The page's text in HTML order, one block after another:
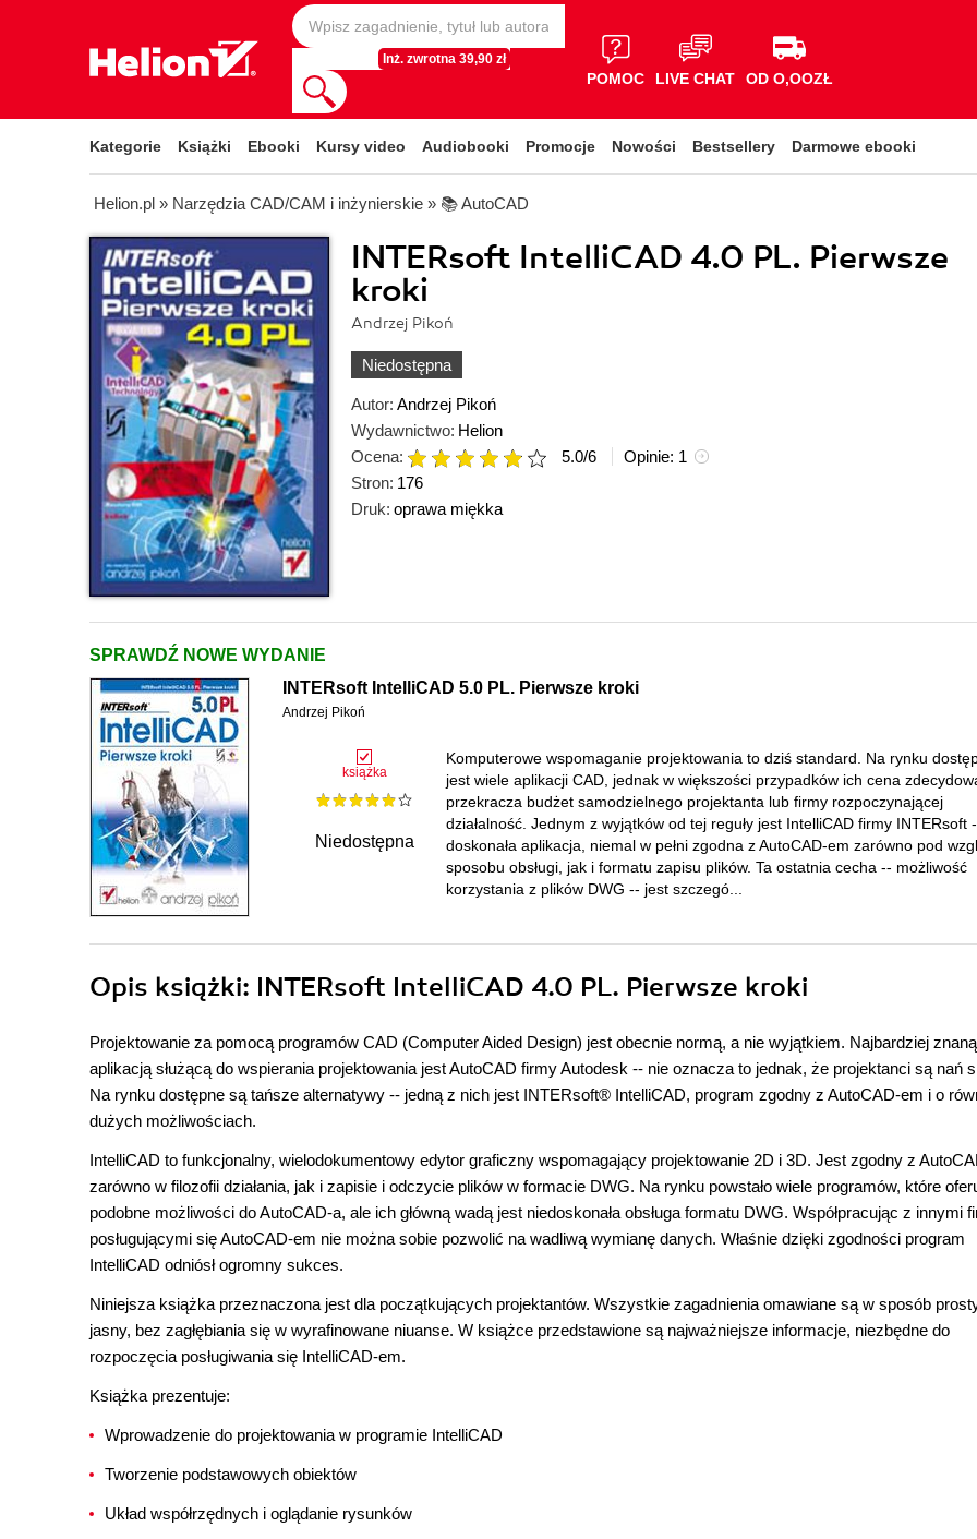
Inż. zwrotna 39,90 zł
POMOC LIVE CHAT OD O,OOZŁ
Kategorie Książki Ebooki Kursy video Audiobooki Promocje Nowości Bestsellery Darmowe ebooki
Helion.pl » Narzędzia CAD/CAM i inżynierskie » 📚 AutoCAD
INTERsoft IntelliCAD 4.0 PL. Pierwsze
kroki
Andrzej Pikoń
Niedostępna
Autor: Andrzej Pikoń
Wydawnictwo: Helion
Ocena:
5.0/6 Opinie: 1
Stron: 176
Druk: oprawa miękka
SPRAWDŹ NOWE WYDANIE
INTERsoft IntelliCAD 5.0 PL. Pierwsze kroki
Andrzej Pikoń
książka
Niedostępna
Komputerowe wspomaganie projektowania to dziś standard. Na rynku
jest wiele aplikacji CAD, jednak w większości przypadków ich cena
przekracza budżet samodzielnego projektanta lub firmy rozpoczynającej
działalność. Jednym z wyjątków od tej reguły jest IntelliCAD firmy INTERsoft
doskonała aplikacja, niemal w pełni zgodna z AutoCAD-em zarówno pod
sposobu obsługi, jak i formatu zapisu plików. Ta ostatnia cecha -- możliwość
korzystania z plików DWG -- jest szczegó...
Opis książki: INTERsoft IntelliCAD 4.0 PL. Pierwsze kroki
Projektowanie za pomocą programów CAD (Computer Aided Design) jest obecnie normą, a nie wyjątkiem. Najbardziej znaną
aplikacją służącą do wspierania projektowania jest AutoCAD firmy Autodesk -- nie oznacza to jednak, że projektanci są nań
Na rynku dostępne są tańsze alternatywy -- jedną z nich jest INTERsoft® IntelliCAD, program zgodny z AutoCAD-em i o
dużych możliwościach.
IntelliCAD to funkcjonalny, wielodokumentowy edytor graficzny wspomagający projektowanie 2D i 3D. Jest zgodny z
zarówno w filozofii działania, jak i zapisie i odczycie plików w formacie DWG. Na rynku powstało wiele programów, które
podobne możliwości do AutoCAD-a, ale ich główną wadą jest niedoskonała obsługa formatu DWG. Współpracując z innymi
posługującymi się AutoCAD-em nie można sobie pozwolić na wadliwą wymianę danych. Właśnie dzięki zgodności program
IntelliCAD odniósł ogromny sukces.
Niniejsza książka przeznaczona jest dla początkujących projektantów. Wszystkie zagadnienia omawiane są w sposób
jasny, bez zagłębiania się w wyrafinowane niuanse. W książce przedstawione są najważniejsze informacje, niezbędne do
rozpoczęcia posługiwania się IntelliCAD-em.
Książka prezentuje:
Wprowadzenie do projektowania w programie IntelliCAD
Tworzenie podstawowych obiektów
Układ współrzędnych i oglądanie rysunków